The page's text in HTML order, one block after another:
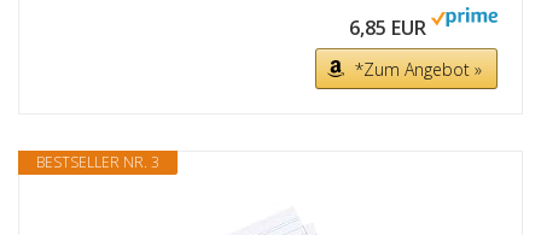
6,85 EUR
*Zum Angebot »
BESTSELLER NR. 3